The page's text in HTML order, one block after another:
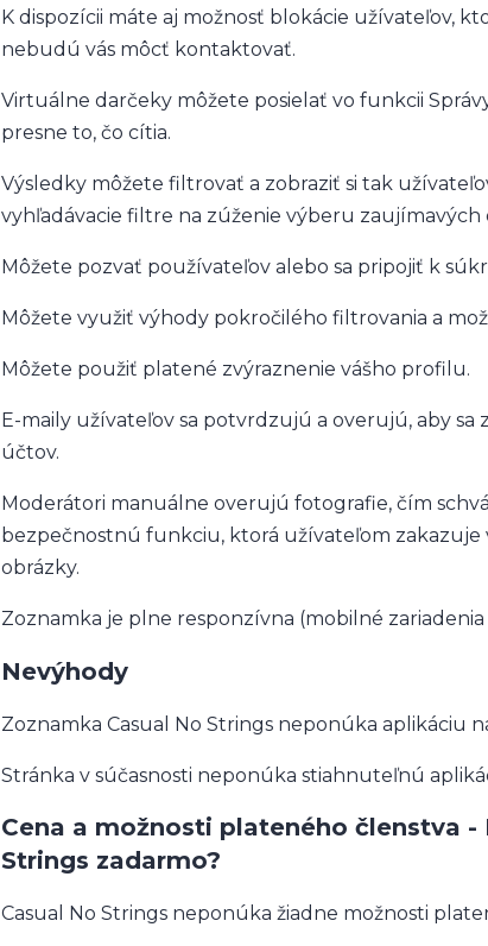
K dispozícii máte aj možnosť blokácie užívateľov,
nebudú vás môcť kontaktovať.
Virtuálne darčeky môžete posielať vo funkcii
presne to, čo cítia.
Výsledky môžete filtrovať a zobraziť si tak
vyhľadávacie filtre na zúženie výberu zaujímavých
Môžete pozvať používateľov alebo sa pripojiť k
Môžete využiť výhody pokročilého filtrovania a
Môžete použiť platené zvýraznenie vášho profilu.
E-maily užívateľov sa potvrdzujú a overujú, aby
účtov.
Moderátori manuálne overujú fotografie, čím
bezpečnostnú funkciu, ktorá užívateľom
obrázky.
Zoznamka je plne responzívna (mobilné
Nevýhody
Zoznamka Casual No Strings neponúka aplikáciu
Stránka v súčasnosti neponúka stiahnuteľnú
Cena a možnosti plateného členstva
Strings zadarmo?
Casual No Strings neponúka žiadne možnosti